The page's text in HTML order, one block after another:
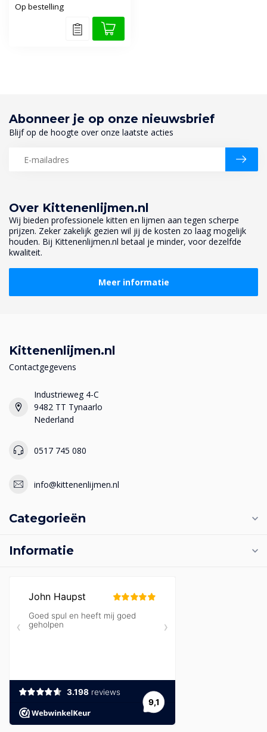
Op bestelling
Over Kittenenlijmen.nl
Wij bieden professionele kitten en lijmen aan tegen scherpe
prijzen. Zeker zakelijk gezien wil jij de kosten zo laag mogelijk
houden. Bij Kittenenlijmen.nl betaal je minder, voor dezelfde
kwaliteit.
Meer informatie
Abonneer je op onze nieuwsbrief
Blijf op de hoogte over onze laatste acties
Kittenenlijmen.nl
Contactgegevens
Industrieweg 4-C
9482 TT Tynaarlo
Nederland
0517 745 080
info@kittenenlijmen.nl
Categorieën
Informatie